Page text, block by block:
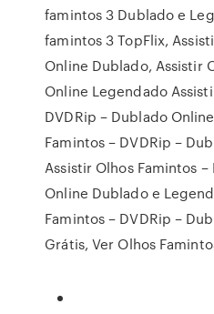
famintos 3 Dublado e
famintos 3 TopFlix,
Online Dublado, Assistir
Online Legendado
DVDRip – Dublado
Famintos – DVDRip –
Assistir Olhos Famintos
Online Dublado e
Famintos – DVDRip –
Grátis, Ver Olhos